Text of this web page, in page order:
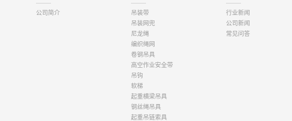
公司简介
吊装带
吊装网兜
尼龙绳
编织绳网
卷钢吊具
高空作业安全带
吊钩
软梯
起重横梁吊具
钢丝绳吊具
起重吊链索具
行业新闻
公司新闻
常见问答